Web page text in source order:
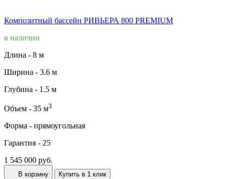
Композитный бассейн РИВЬЕРА 800 PREMIUM
в наличии
Длина - 8 м
Ширина - 3.6 м
Глубина - 1.5 м
Объем - 35 м3
Форма - прямоугольная
Гарантия - 25
1 545 000 руб.
В корзину Купить в 1 клик